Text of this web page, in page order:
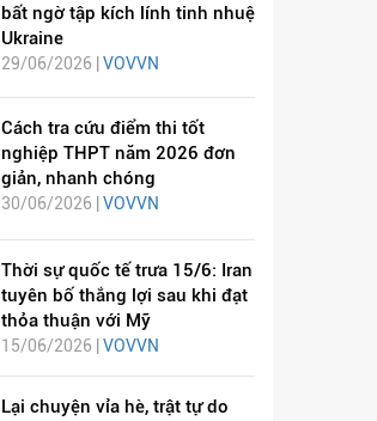
bất ngờ tập kích lính tinh nhuệ
Ukraine
29/06/2026 |VOVVN
Cách tra cứu điểm thi tốt
nghiệp THPT năm 2026 đơn
giản, nhanh chóng
30/06/2026 | VOVVN
Thời sự quốc tế trưa 15/6: Iran
tuyên bố thắng lợi sau khi đạt
thỏa thuận với Mỹ
15/06/2026 | VOVVN
Lại chuyện vỉa hè, trật tự do